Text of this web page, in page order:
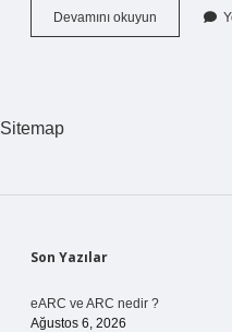
Devamını okuyun Konsere
Çocukla
Sitemap
Sidebar
Son Yazılar
eARC ve ARC nedir ?
Ağustos 6, 2026